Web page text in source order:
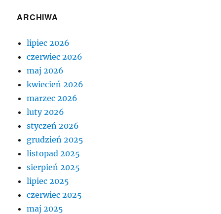
ARCHIWA
lipiec 2026
czerwiec 2026
maj 2026
kwiecień 2026
marzec 2026
luty 2026
styczeń 2026
grudzień 2025
listopad 2025
sierpień 2025
lipiec 2025
czerwiec 2025
maj 2025